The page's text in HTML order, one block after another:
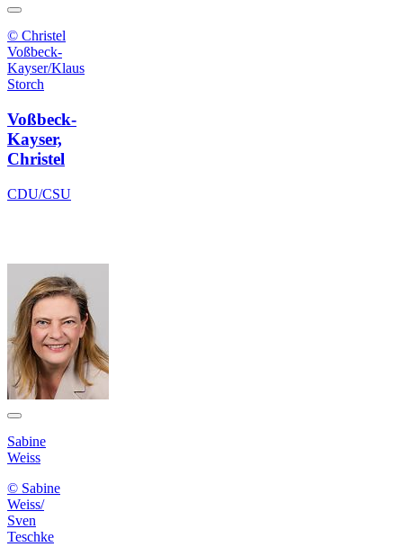
© Christel
Voßbeck-
Kayser/Klaus
Storch
Voßbeck-
Kayser,
Christel
CDU/CSU
Sabine
Weiss
© Sabine
Weiss/
Sven
Teschke